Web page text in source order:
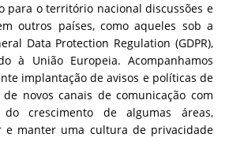
para o território nacional discussões e
outros países, como aqueles sob a
Data Protection Regulation (GDPR),
à União Europeia. Acompanhamos
implantação de avisos e políticas de
novos canais de comunicação com
crescimento de algumas áreas,
e manter uma cultura de privacidade